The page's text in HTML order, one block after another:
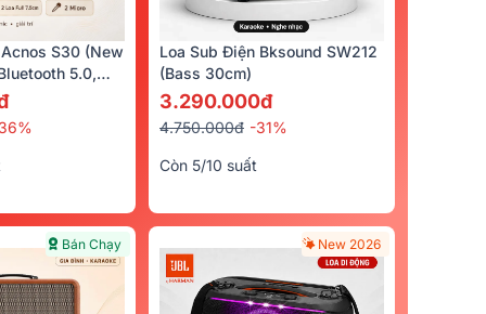
S30 (New
5.0,
Loa Sub Điện Bksound SW212
(bass 30cm)
3.290.000đ
4.750.000đ -31%
Còn 5/10 suất
Bán Chạy New 2026